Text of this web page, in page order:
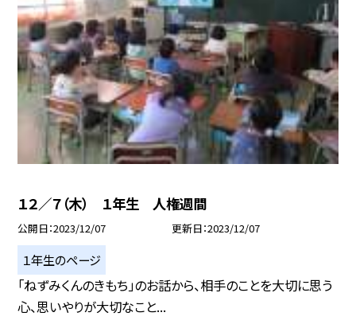
１２／７（木） １年生 人権週間
公開日 2023/12/07 更新日 2023/12/07
１年生のページ
「ねずみくんのきもち」のお話から、相手のことを大切に思う
心、思いやりが大切なこと...